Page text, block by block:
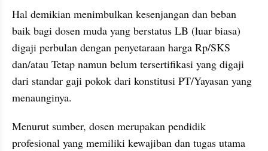
Hal demikian menimbulkan kesenjangan dan beban
baik bagi dosen muda yang berstatus LB (luar biasa)
digaji perbulan dengan penyetaraan harga Rp/SKS
dan/atau Tetap namun belum tersertifikasi yang digaji
dari standar gaji pokok dari konstitusi PT/Yayasan yang
menaunginya.
Menurut sumber, dosen merupakan pendidik
profesional yang memiliki kewajiban dan tugas utama